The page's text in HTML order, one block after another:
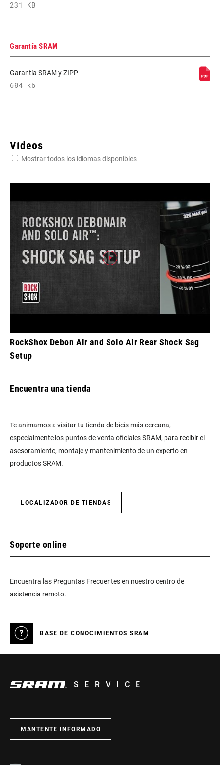
231 KB
Garantía SRAM
Garantía SRAM y ZIPP
604 kb
Vídeos
Mostrar todos los idiomas disponibles
RockShox Debon Air and Solo Air Rear Shock Sag
Setup
Encuentra una tienda
Te animamos a visitar tu tienda de bicis más cercana,
especialmente los puntos de venta oficiales SRAM, para recibir el
asesoramiento, montaje y mantenimiento de un experto en
productos SRAM.
LOCALIZADOR DE TIENDAS
Soporte online
Encuentra las Preguntas Frecuentes en nuestro centro de
asistencia remoto.
BASE DE CONOCIMIENTOS SRAM
SERVICE
MANTENTE INFORMADO